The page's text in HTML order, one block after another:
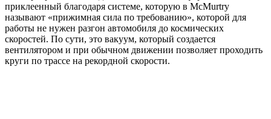
приклеенный благодаря системе, которую в McMurtry
называют «прижимная сила по требованию», которой для
работы не нужен разгон автомобиля до космических
скоростей. По сути, это вакуум, который создается
вентилятором и при обычном движении позволяет проходить
круги по трассе на рекордной скорости.